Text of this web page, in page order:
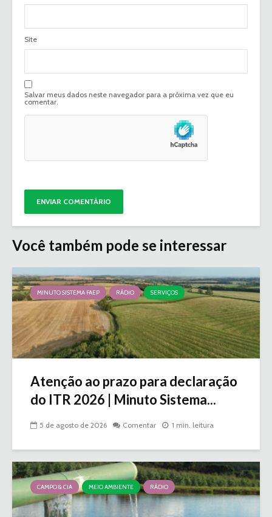
Site
Salvar meus dados neste navegador para a próxima vez que eu
comentar.
Você também pode se interessar
MINUTO SISTEMA FAEP RÁDIO SERVIÇOS
Atenção ao prazo para declaração
do ITR 2026 | Minuto Sistema...
5 de agosto de 2026 Comentar 1 min. leitura
CAMPO & CIA MEIO AMBIENTE RÁDIO